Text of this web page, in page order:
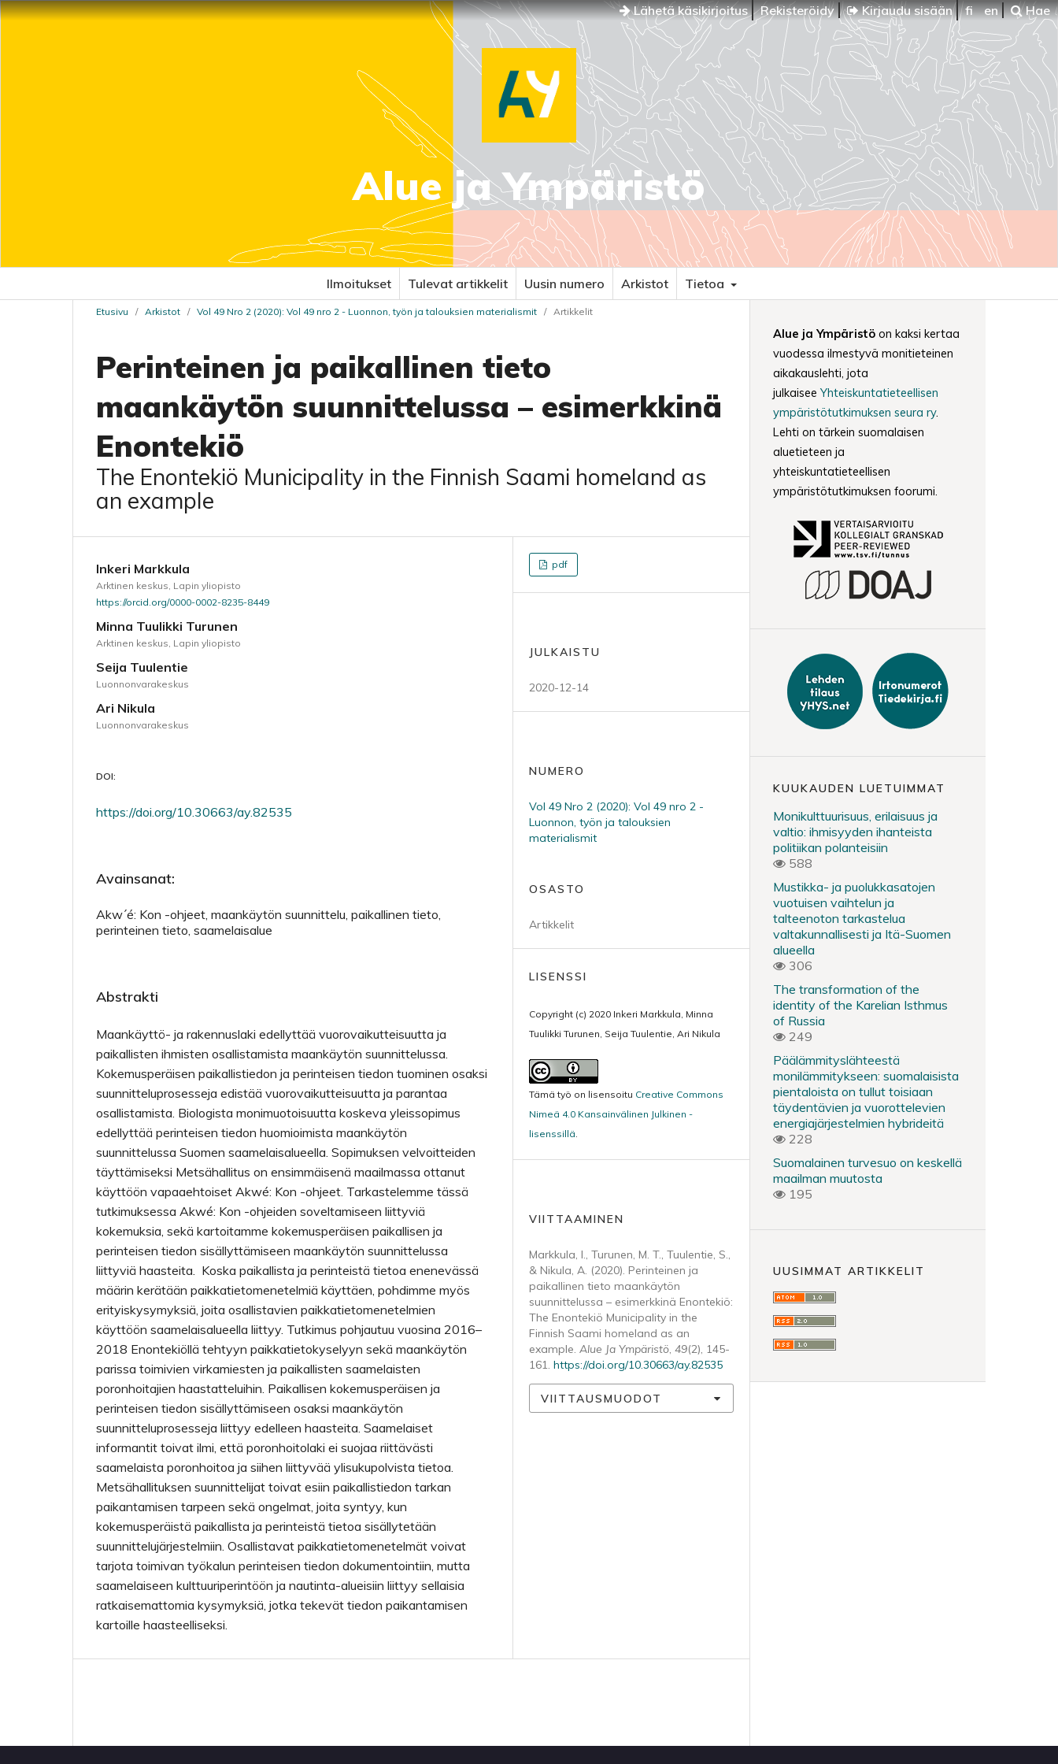
Lähetä käsikirjoitus Rekisteröidy Kirjaudu sisään fi en Hae
Alue ja Ympäristö
Ilmoitukset Tulevat artikkelit Uusin numero Arkistot Tietoa
Etusivu / Arkistot / Vol 49 Nro 2 (2020): Vol 49 nro 2 - Luonnon, työn ja talouksien materialismit / Artikkelit
Perinteinen ja paikallinen tieto
maankäytön suunnittelussa – esimerkkinä
Enontekiö
The Enontekiö Municipality in the Finnish Saami homeland as
an example
Inkeri Markkula
Arktinen keskus, Lapin yliopisto
https://orcid.org/0000-0002-8235-8449
Minna Tuulikki Turunen
Arktinen keskus, Lapin yliopisto
Seija Tuulentie
Luonnonvarakeskus
Ari Nikula
Luonnonvarakeskus
DOI:
https://doi.org/10.30663/ay.82535
Avainsanat:
Akw´é: Kon -ohjeet, maankäytön suunnittelu, paikallinen tieto,
perinteinen tieto, saamelaisalue
Abstrakti
Maankäyttö- ja rakennuslaki edellyttää vuorovaikutteisuutta ja
paikallisten ihmisten osallistamista maankäytön suunnittelussa.
Kokemusperäisen paikallistiedon ja perinteisen tiedon tuominen osaksi
suunnitteluprosesseja edistää vuorovaikutteisuutta ja parantaa
osallistamista. Biologista monimuotoisuutta koskeva yleissopimus
edellyttää perinteisen tiedon huomioimista maankäytön
suunnittelussa Suomen saamelaisalueella. Sopimuksen velvoitteiden
täyttämiseksi Metsähallitus on ensimmäisenä maailmassa ottanut
käyttöön vapaaehtoiset Akwé: Kon -ohjeet. Tarkastelemme tässä
tutkimuksessa Akwé: Kon -ohjeiden soveltamiseen liittyviä
kokemuksia, sekä kartoitamme kokemusperäisen paikallisen ja
perinteisen tiedon sisällyttämiseen maankäytön suunnittelussa
liittyviä haasteita. Koska paikallista ja perinteistä tietoa enenevässä
määrin kerätään paikkatietomenetelmiä käyttäen, pohdimme myös
erityiskysymyksiä, joita osallistavien paikkatietomenetelmien
käyttöön saamelaisalueella liittyy. Tutkimus pohjautuu vuosina 2016–
2018 Enontekiöllä tehtyyn paikkatietokyselyyn sekä maankäytön
parissa toimivien virkamiesten ja paikallisten saamelaisten
poronhoitajien haastatteluihin. Paikallisen kokemusperäisen ja
perinteisen tiedon sisällyttämiseen osaksi maankäytön
suunnitteluprosesseja liittyy edelleen haasteita. Saamelaiset
informantit toivat ilmi, että poronhoitolaki ei suojaa riittävästi
saamelaista poronhoitoa ja siihen liittyvää ylisukupolvista tietoa.
Metsähallituksen suunnittelijat toivat esiin paikallistiedon tarkan
paikantamisen tarpeen sekä ongelmat, joita syntyy, kun
kokemusperäistä paikallista ja perinteistä tietoa sisällytetään
suunnittelujärjestelmiin. Osallistavat paikkatietomenetelmät voivat
tarjota toimivan työkalun perinteisen tiedon dokumentointiin, mutta
saamelaiseen kulttuuriperintöön ja nautinta-alueisiin liittyy sellaisia
ratkaisemattomia kysymyksiä, jotka tekevät tiedon paikantamisen
kartoille haasteelliseksi.
pdf
JULKAISTU
2020-12-14
NUMERO
Vol 49 Nro 2 (2020): Vol 49 nro 2 -
Luonnon, työn ja talouksien
materialismit
OSASTO
Artikkelit
LISENSSI
Copyright (c) 2020 Inkeri Markkula, Minna
Tuulikki Turunen, Seija Tuulentie, Ari Nikula
Tämä työ on lisensoitu Creative Commons
Nimeä 4.0 Kansainvälinen Julkinen -
lisenssillä.
VIITTAAMINEN
Markkula, I., Turunen, M. T., Tuulentie, S.,
& Nikula, A. (2020). Perinteinen ja
paikallinen tieto maankäytön
suunnittelussa – esimerkkinä Enontekiö:
The Enontekiö Municipality in the
Finnish Saami homeland as an
example. Alue Ja Ympäristö, 49(2), 145-
161. https://doi.org/10.30663/ay.82535
VIITTAUSMUODOT
Alue ja Ympäristö on kaksi kertaa
vuodessa ilmestyvä monitieteinen
aikakauslehti, jota
julkaisee Yhteiskuntatieteellisen
ympäristötutkimuksen seura ry.
Lehti on tärkein suomalaisen
aluetieteen ja
yhteiskuntatieteellisen
ympäristötutkimuksen foorumi.
KUUKAUDEN LUETUIMMAT
Monikulttuurisuus, erilaisuus ja
valtio: ihmisyyden ihanteista
politiikan polanteisiin
588
Mustikka- ja puolukkasatojen
vuotuisen vaihtelun ja
talteenoton tarkastelua
valtakunnallisesti ja Itä-Suomen
alueella
306
The transformation of the
identity of the Karelian Isthmus
of Russia
249
Päälämmityslähteestä
monilämmitykseen: suomalaisista
pientaloista on tullut toisiaan
täydentävien ja vuorottelevien
energiajärjestelmien hybrideitä
228
Suomalainen turvesuo on keskellä
maailman muutosta
195
UUSIMMAT ARTIKKELIT